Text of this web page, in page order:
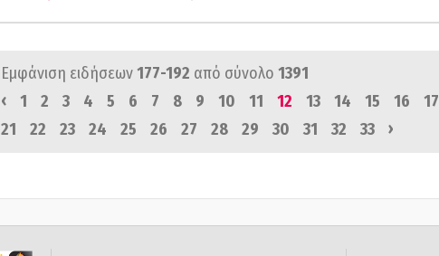
Εμφάνιση ειδήσεων177-192 από σύνολο 1391
‹
1 2 3 4 5 6 7 8 9 10 11 12 13 14 15 16 17
21
22 23 24 25 26 27 28 29 30 31 32 33 ›